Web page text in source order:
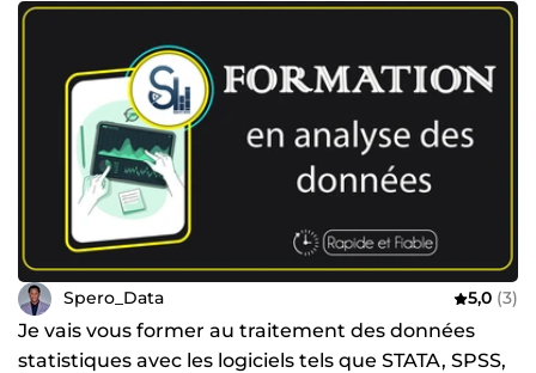
Spero_Data 5,0 (3)
Je vais vous former au traitement des données
statistiques avec les logiciels tels que STATA, SPSS,